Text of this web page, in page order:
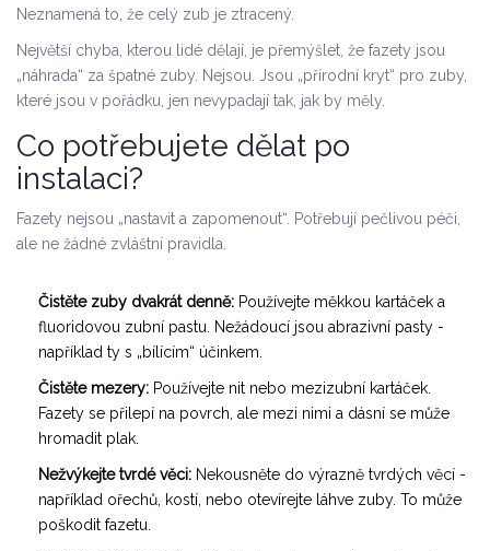
Neznamená to, že celý zub je ztracený.
Největší chyba, kterou lidé dělají, je přemýšlet, že fazety jsou
„náhrada“ za špatné zuby. Nejsou. Jsou „přírodní kryt“ pro zuby,
které jsou v pořádku, jen nevypadají tak, jak by měly.
Co potřebujete dělat po
instalaci?
Fazety nejsou „nastavit a zapomenout“. Potřebují pečlivou péči,
ale ne žádné zvláštní pravidla.
Čistěte zuby dvakrát denně: Používejte měkkou kartáček a
fluoridovou zubní pastu. Nežádoucí jsou abrazivní pasty -
například ty s „bílícím“ účinkem.
Čistěte mezery: Používejte nit nebo mezizubní kartáček.
Fazety se přilepí na povrch, ale mezi nimi a dásní se může
hromadit plak.
Nežvýkejte tvrdé věci: Nekousněte do výrazně tvrdých věcí -
například ořechů, kostí, nebo otevírejte láhve zuby. To může
poškodit fazetu.